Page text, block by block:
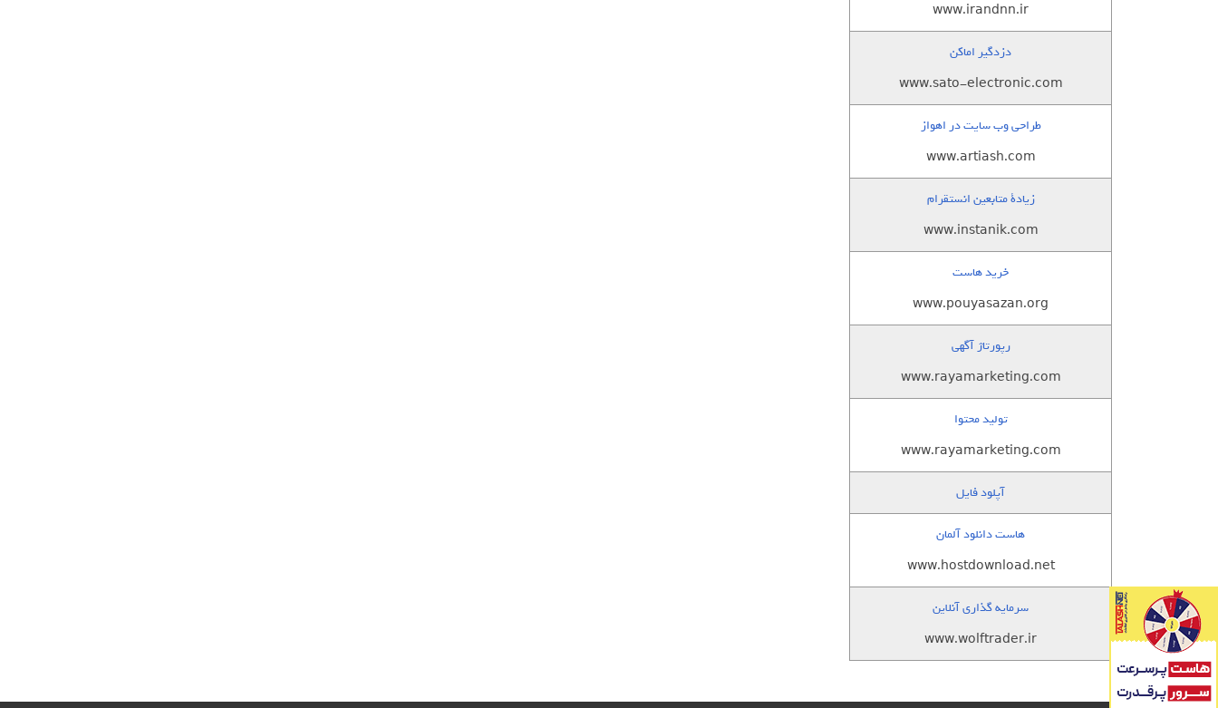
www.irandnn.ir
دزدگیر اماکن
www.sato-electronic.com
طراحی وب سایت در اهواز
www.artiash.com
زيادة متابعين انستقرام
www.instanik.com
خرید هاست
www.pouyasazan.org
رپورتاژ آگهی
www.rayamarketing.com
تولید محتوا
www.rayamarketing.com
آپلود فایل
هاست دانلود آلمان
www.hostdownload.net
سرمایه گذاری آنلاین
www.wolftrader.ir